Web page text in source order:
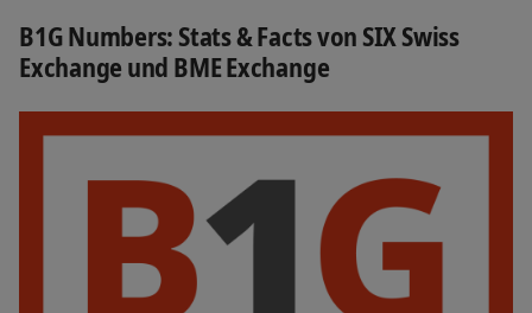
B1G Numbers: Stats & Facts von SIX Swiss
Exchange und BME Exchange